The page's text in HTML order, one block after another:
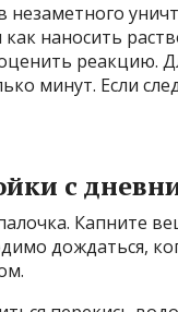
наносить
реакцию.
минут. Если
с
Капните
дождаться,